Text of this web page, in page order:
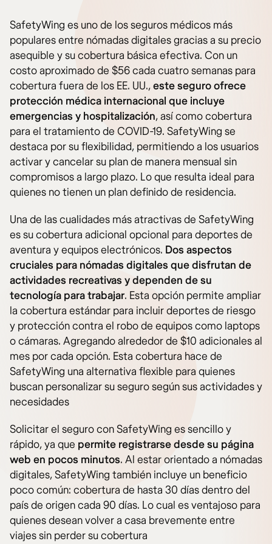
SafetyWing es uno de los seguros médicos más
populares entre nómadas digitales gracias a su precio
asequible y su cobertura básica efectiva. Con un
costo aproximado de $56 cada cuatro semanas para
cobertura fuera de los EE. UU.,este seguro ofrece
protección médica internacional que incluye
emergencias y hospitalización, así como cobertura
para el tratamiento de COVID-19. SafetyWing se
destaca por su flexibilidad, permitiendo a los usuarios
activar y cancelar su plan de manera mensual sin
compromisos a largo plazo. Lo que resulta ideal para
quienes no tienen un plan definido de residencia​.
Una de las cualidades más atractivas de SafetyWing
es su cobertura adicional opcional para deportes de
aventura y equipos electrónicos. Dos aspectos
cruciales para nómadas digitales que disfrutan de
actividades recreativas y dependen de su
tecnología para trabajar. Esta opción permite ampliar
la cobertura estándar para incluir deportes de riesgo
y protección contra el robo de equipos como laptops
o cámaras. Agregando alrededor de $10 adicionales al
mes por cada opción. Esta cobertura hace de
SafetyWing una alternativa flexible para quienes
buscan personalizar su seguro según sus actividades y
necesidades​
Solicitar el seguro con SafetyWing es sencillo y
rápido, ya que permite registrarse desde su página
web en pocos minutos. Al estar orientado a nómadas
digitales, SafetyWing también incluye un beneficio
poco común: cobertura de hasta 30 días dentro del
país de origen cada 90 días. Lo cual es ventajoso para
quienes desean volver a casa brevemente entre
viajes sin perder su cobertura​